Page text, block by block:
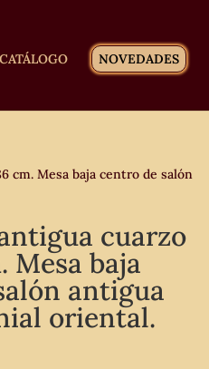
CATÁLOGO NOVEDADES
cm. Mesa baja centro de salón
cuarzo
Mesa baja
antigua
oriental.